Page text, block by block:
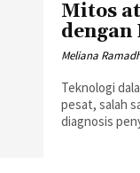
Mitos
Meliana
Teknologi
pesat, salah